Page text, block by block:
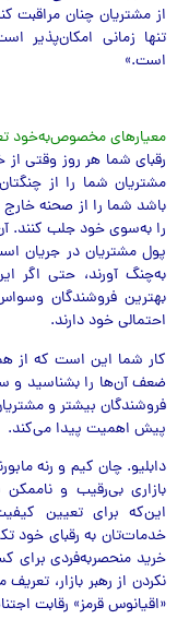
از مشتریان چنان مراقبت
تنها زمانی امکان‌پذیر
است.»
معیارهای مخصوص‌به‌خود
رقبای شما هر روز وقتی
مشتریان شما را از
باشد شما را از صحنه
را به‌سوی خود جلب کنند.
پول مشتریان در جریان
به‌چنگ آورند، حتی اگر
بهترین فروشندگان
احتمالی خود دارند.
کار شما این است که از
ضعف آن‌ها را بشناسید و
فروشندگان بیشتر و
پیش اهمیت پیدا می‌کند.
دابلیو. چان کیم و رنه
بازاری بی‌رقیب و
این‌که برای تعیین
خدمات‌تان به رقبای خود
خرید منحصر‌به‌فردی برای
نکردن از رهبر بازار،
«اقیانوس قرمز» رقابت